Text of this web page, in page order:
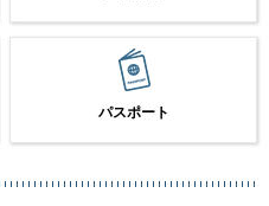
パスポート